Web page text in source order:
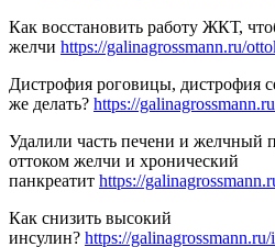
Как восстановить работу ЖКТ,
желчи https://galinagrossmann.ru/
Дистрофия роговицы, дистрофия
же делать? https://
Удалили часть печени и желчный
оттоком желчи и хронический
панкреатит https://
Как снизить высокий
инсулин? https://